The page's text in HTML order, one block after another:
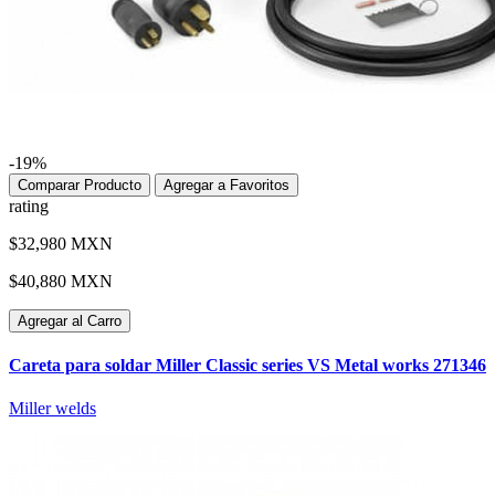
-19%
Comparar Producto Agregar a Favoritos
rating
$32,980 MXN
$40,880 MXN
Agregar al Carro
Careta para soldar Miller Classic series VS Metal works 271346
Miller welds